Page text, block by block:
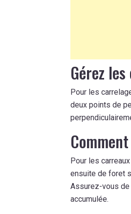
Gérez
Pour les
deux points de
Pour les
ensuite de foret
Assurez-vous
accumulée.